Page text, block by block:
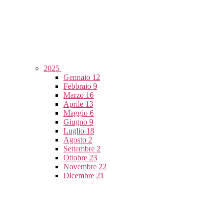
2025
Gennaio 12
Febbraio 9
Marzo 16
Aprile 13
Maggio 6
Giugno 9
Luglio 18
Agosto 2
Settembre 2
Ottobre 23
Novembre 22
Dicembre 21